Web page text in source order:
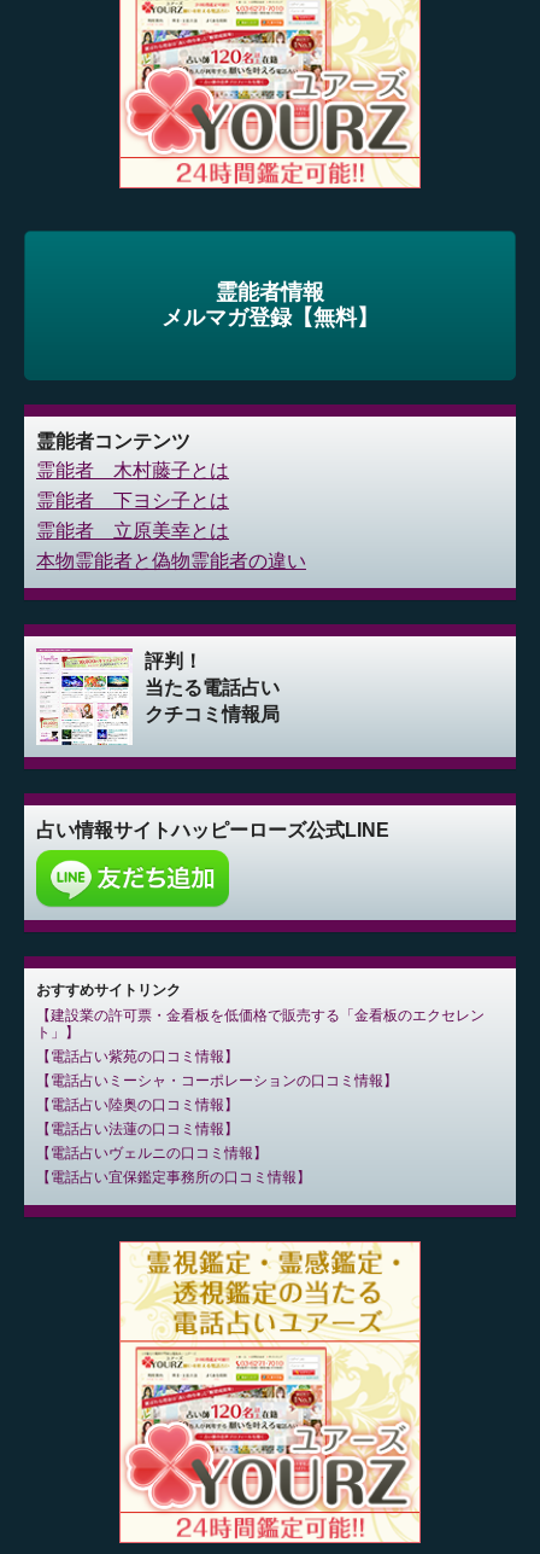
霊能者情報
メルマガ登録【無料】
霊能者コンテンツ
霊能者 木村藤子とは
霊能者 下ヨシ子とは
霊能者 立原美幸とは
本物霊能者と偽物霊能者の違い
評判！
当たる電話占い
クチコミ情報局
占い情報サイトハッピーローズ公式LINE
おすすめサイトリンク
建設業の許可票・金看板を低価格で販売する「金看板のエクセレン
ト」
電話占い紫苑の口コミ情報
電話占いミーシャ・コーポレーションの口コミ情報
電話占い陸奥の口コミ情報
電話占い法蓮の口コミ情報
電話占いヴェルニの口コミ情報
電話占い宜保鑑定事務所の口コミ情報